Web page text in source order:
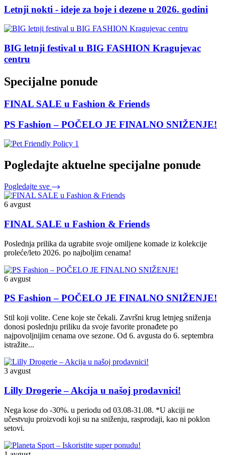
Letnji nokti - ideje za boje i dezene u 2026. godini
BIG letnji festival u BIG FASHION Kragujevac
centru
Specijalne ponude
FINAL SALE u Fashion & Friends
PS Fashion – POČELO JE FINALNO SNIŽENJE!
Pogledajte aktuelne specijalne ponude
Pogledajte sve
6 avgust
FINAL SALE u Fashion & Friends
Poslednja prilika da ugrabite svoje omiljene komade iz kolekcije
proleće/leto 2026. po najboljim cenama!
6 avgust
PS Fashion – POČELO JE FINALNO SNIŽENJE!
Stil koji volite. Cene koje ste čekali. Završni krug letnjeg sniženja
donosi poslednju priliku da svoje favorite pronađete po
najpovoljnijim cenama ove sezone. Od 6. avgusta do 6. septembra
istražite...
3 avgust
Lilly Drogerie – Akcija u našoj prodavnici!
Nega kose do -30%. u periodu od 03.08-31.08. *U akciji ne
učestvuju proizvodi koji su na sniženju, rasprodaji, kao ni poklon
setovi.